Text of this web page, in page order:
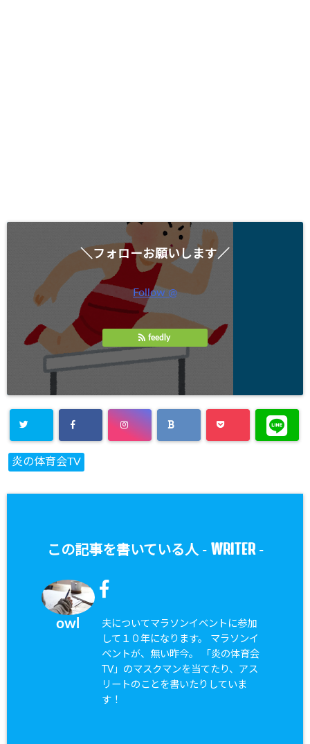
＼フォローお願いします／
Follow @
feedly
炎の体育会TV
この記事を書いている人 - WRITER-
owl
夫についてマラソンイベントに参加
して１０年になります。 マラソンイ
ベントが、無い昨今。 「炎の体育会
TV」のマスクマンを当てたり、アス
リートのことを書いたりしていま
す！